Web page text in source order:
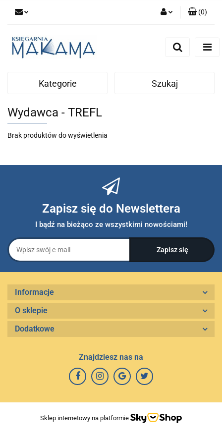
(0)
Kategorie Szukaj
Wydawca - TREFL
Brak produktów do wyświetlenia
Zapisz się do Newslettera
I bądź na bieżąco ze wszystkimi nowościami!
Informacje
O sklepie
Dodatkowe
Znajdziesz nas na
Sklep internetowy na platformie